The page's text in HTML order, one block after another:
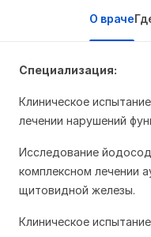
О враче
Специализация:
Клиническое
лечении нарушений
Исследование
комплексном лечении
щитовидной железы.
Клиническое